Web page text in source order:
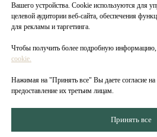
Вашего устройства. Cookie используются для
целевой аудитории веб-сайта, обеспечения
для рекламы и таргетинга.
Чтобы получить более подробную
cookie.
Нажимая на "Принять все" Вы даете согласие
предоставление их третьим лицам.
Принять все
©2021-2026 AB
Пользовательское
Персональные
cookies
Охрана